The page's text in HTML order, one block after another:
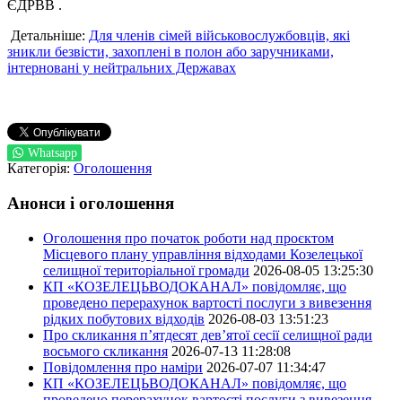
ЄДРВВ .
Детальніше: Для членів сімей військовослужбовців, які
зникли безвісти, захоплені в полон або заручниками,
інтерновані у нейтральних Державах
Whatsapp
Категорія: Оголошення
Анонси і оголошення
Оголошення про початок роботи над проєктом
Місцевого плану управління відходами Козелецької
селищної територіальної громади 2026-08-05 13:25:30
КП «КОЗЕЛЕЦЬВОДОКАНАЛ» повідомляє, що
проведено перерахунок вартості послуги з вивезення
рідких побутових відходів 2026-08-03 13:51:23
Про скликання п’ятдесят дев’ятої сесії селищної ради
восьмого скликання 2026-07-13 11:28:08
Повідомлення про наміри 2026-07-07 11:34:47
КП «КОЗЕЛЕЦЬВОДОКАНАЛ» повідомляє, що